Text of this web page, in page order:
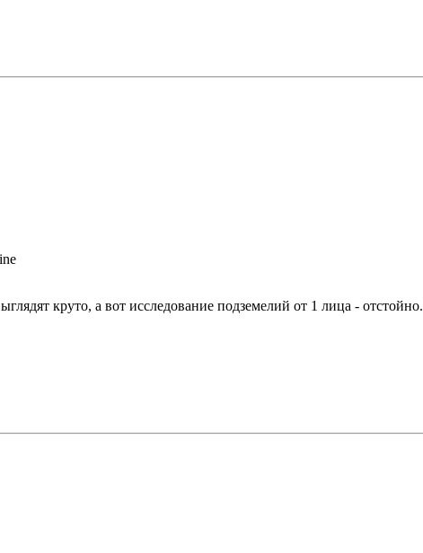
круто, а вот исследование подземелий от 1 лица - отстойно.